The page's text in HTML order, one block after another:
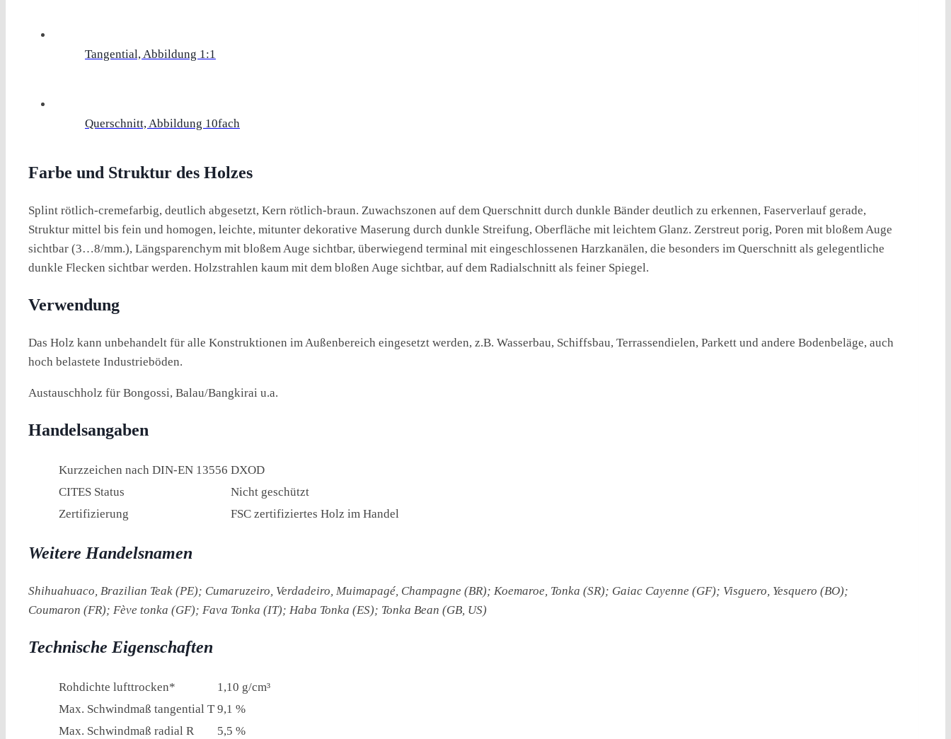
Tangential, Abbildung 1:1
Querschnitt, Abbildung 10fach
Farbe und Struktur des Holzes
Splint rötlich-cremefarbig, deutlich abgesetzt, Kern rötlich-braun. Zuwachszonen auf dem Querschnitt durch dunkle Bänder deutlich zu erkennen, Faserverlauf gerade,
Struktur mittel bis fein und homogen, leichte, mitunter dekorative Maserung durch dunkle Streifung, Oberfläche mit leichtem Glanz. Zerstreut porig, Poren mit bloßem Auge
sichtbar (3…8/mm.), Längsparenchym mit bloßem Auge sichtbar, überwiegend terminal mit eingeschlossenen Harzkanälen, die besonders im Querschnitt als gelegentliche
dunkle Flecken sichtbar werden. Holzstrahlen kaum mit dem bloßen Auge sichtbar, auf dem Radialschnitt als feiner Spiegel.
Verwendung
Das Holz kann unbehandelt für alle Konstruktionen im Außenbereich eingesetzt werden, z.B. Wasserbau, Schiffsbau, Terrassendielen, Parkett und andere Bodenbeläge, auch
hoch belastete Industrieböden.
Austauschholz für Bongossi, Balau/Bangkirai u.a.
Handelsangaben
Kurzzeichen nach DIN-EN 13556 DXOD
CITES Status
Nicht geschützt
Zertifizierung
FSC zertifiziertes Holz im Handel
Weitere Handelsnamen
Shihuahuaco, Brazilian Teak (PE); Cumaruzeiro, Verdadeiro, Muimapagé, Champagne (BR); Koemaroe, Tonka (SR); Gaiac Cayenne (GF); Visguero, Yesquero (BO);
Coumaron (FR); Fève tonka (GF); Fava Tonka (IT); Haba Tonka (ES); Tonka Bean (GB, US)
Technische Eigenschaften
Rohdichte lufttrocken*
1,10 g/cm³
Max. Schwindmaß tangential T 9,1 %
Max. Schwindmaß radial R
5,5 %